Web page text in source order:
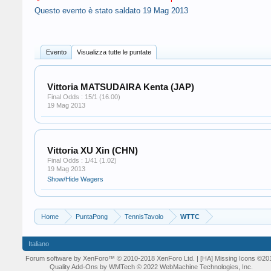
Questo evento è stato saldato 19 Mag 2013
Evento Visualizza tutte le puntate
Vittoria MATSUDAIRA Kenta (JAP)
Final Odds : 15/1 (16.00)
19 Mag 2013
Vittoria XU Xin (CHN)
Final Odds : 1/41 (1.02)
19 Mag 2013
Show/Hide Wagers
Home PuntaPong TennisTavolo WTTC
Italiano
Forum software by XenForo™ © 2010-2018 XenForo Ltd. | [HA] Missing Icons
Quality Add-Ons by WMTech © 2022 WebMachine Technologies, Inc.